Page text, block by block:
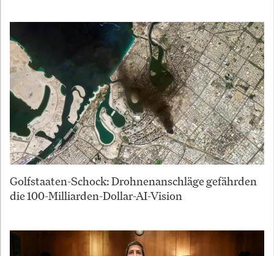
Golfstaaten-Schock: Drohnenanschläge gefährden
die 100-Milliarden-Dollar-AI-Vision